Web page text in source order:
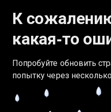
К
какая‑то
Попробуйте обновить
попытку через